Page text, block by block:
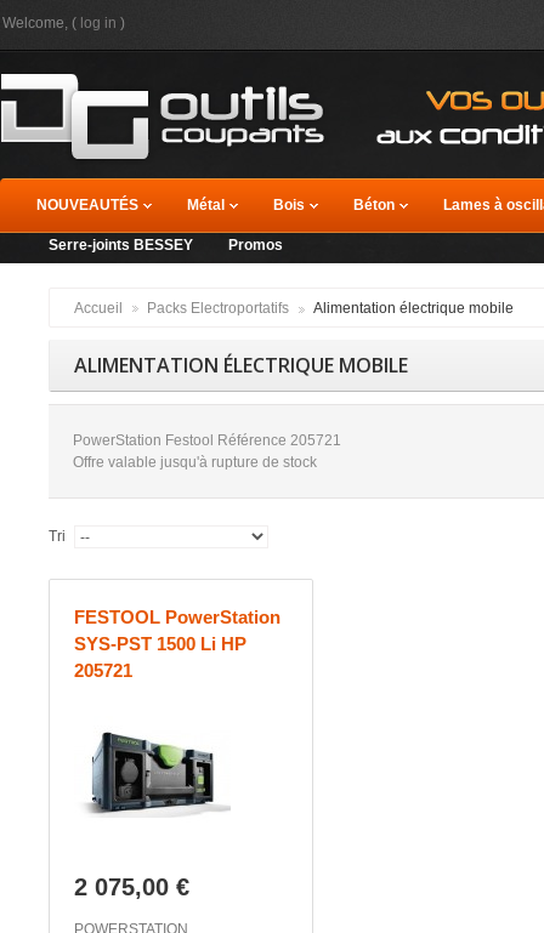
NOUVEAUTÉS Métal Bois Béton Lames à
Serre-joints BESSEY Promos
Welcome, ( log in )
Accueil Packs Electroportatifs Alimentation électrique mobile
ALIMENTATION ÉLECTRIQUE MOBILE
PowerStation Festool Référence 205721
Offre valable jusqu'à rupture de stock
Tri
FESTOOL PowerStation
SYS-PST 1500 Li HP
205721
2 075,00 €
POWERSTATION